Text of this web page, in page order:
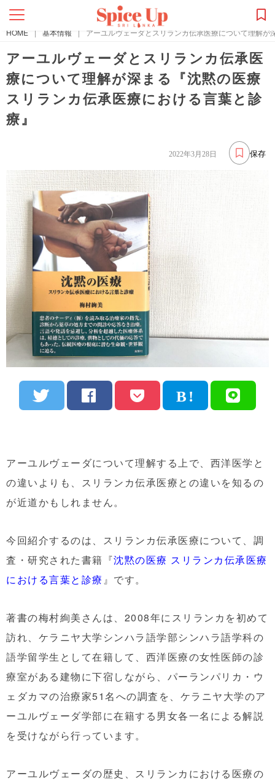
HOME | 基本情報 | アーユルヴェーダとスリランカ伝承医療について理解
アーユルヴェーダとスリランカ伝承医
療について理解が深まる『沈黙の医療
スリランカ伝承医療における言葉と診
療』
保存
2022年3月28日
アーユルヴェーダについて理解する上で、西洋医学と
の違いよりも、スリランカ伝承医療との違いを知るの
が近道かもしれません。
今回紹介するのは、スリランカ伝承医療について、調
査・研究された書籍『沈黙の医療 スリランカ伝承医療
における言葉と診療 』です。
著書の梅村絢美さんは、2008年にスリランカを初めて
訪れ、ケラニヤ大学シンハラ語学部シンハラ語学科の
語学留学生として在籍して、西洋医療の女性医師の診
療室がある建物に下宿しながら、パーランパリカ・ウ
ェダカマの治療家51名への調査を、ケラニヤ大学のア
ーユルヴェーダ学部に在籍する男女各一名による解説
を受けながら行っています。
アーユルヴェーダの歴史、スリランカにおける医療の